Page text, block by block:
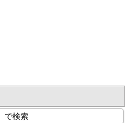
で検索